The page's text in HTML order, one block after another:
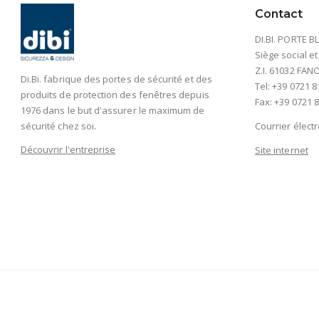
Di.Bi. fabrique des portes de sécurité et des
produits de protection des fenêtres depuis
1976 dans le but d'assurer le maximum de
sécurité chez soi.
Découvrir l'entreprise
Contact
DI.BI. PORTE
Siège social
Z.I. 61032
Tel: +39 0721
Fax: +39 0721
Courrier
Site internet